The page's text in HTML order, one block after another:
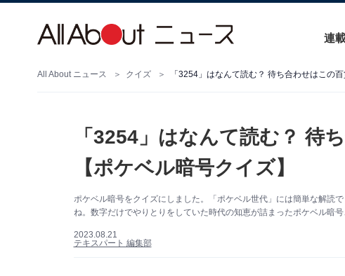
連
All About ニュース クイズ 「3254」はなんて読む？ 待ち合わせはこの
「3254」はなんて読む？ 待
【ポケベル暗号クイズ】
ポケベル暗号をクイズにしました。「ポケベル世代」には簡単な解読
ね。数字だけでやりとりをしていた時代の知恵が詰まったポケベル暗
2023.08.21
テキスパート 編集部